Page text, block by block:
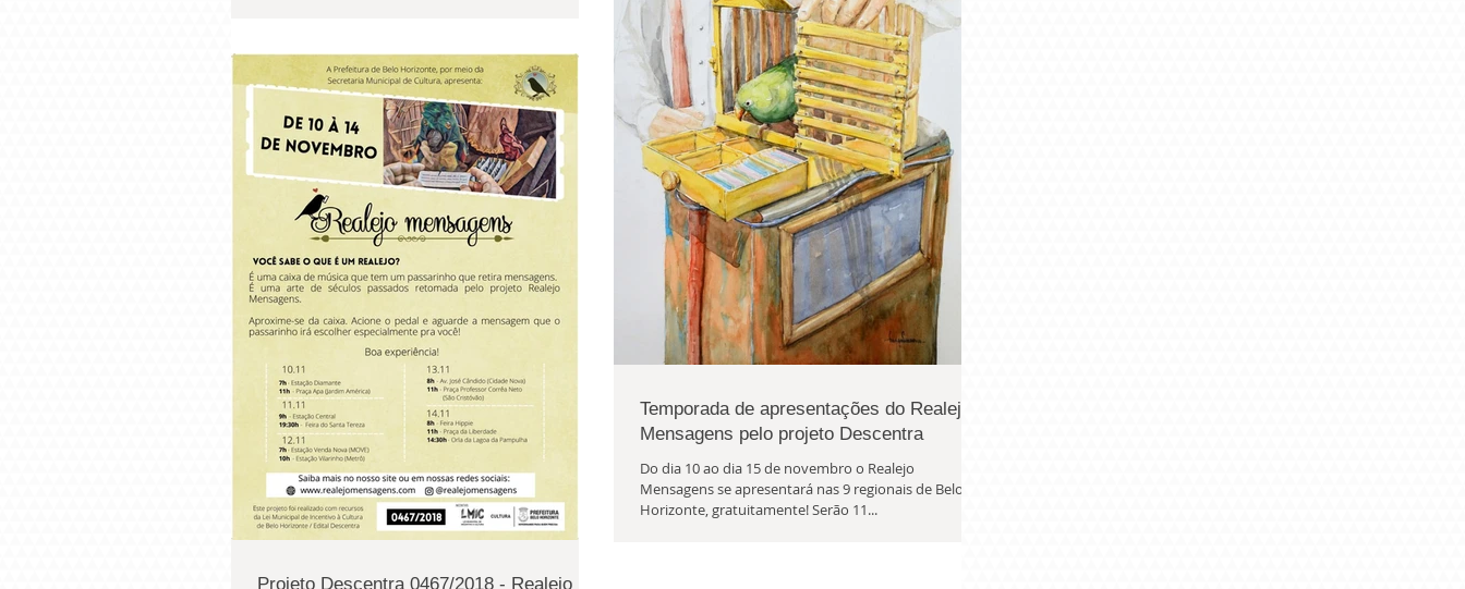
Projeto Descentra 0467/2018 - Realejo
Temporada de apresentações do Realejo
Mensagens pelo projeto Descentra
Do dia 10 ao dia 15 de novembro o Realejo
Mensagens se apresentará nas 9 regionais de Belo
Horizonte, gratuitamente! Serão 11...